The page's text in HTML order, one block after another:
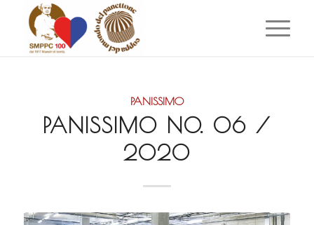
PANISSIMO
PANISSIMO NO. 06 /
2020